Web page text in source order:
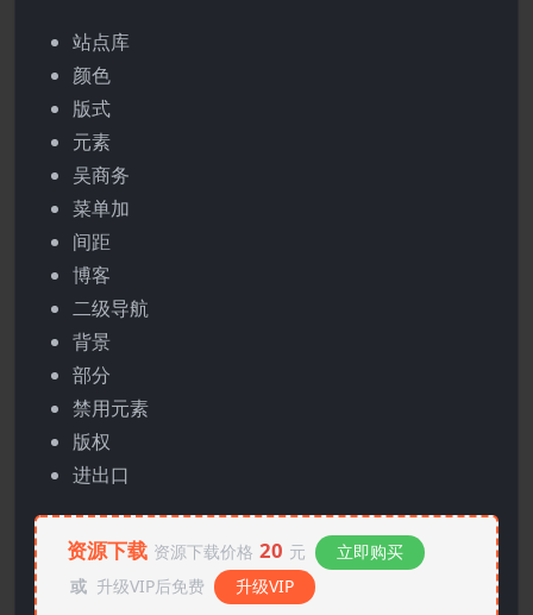
站点库
颜色
版式
元素
吴商务
菜单加
间距
博客
二级导航
背景
部分
禁用元素
版权
进出口
资源下载 资源下载价格 20 元
立即购买
或 升级VIP后免费 升级VIP